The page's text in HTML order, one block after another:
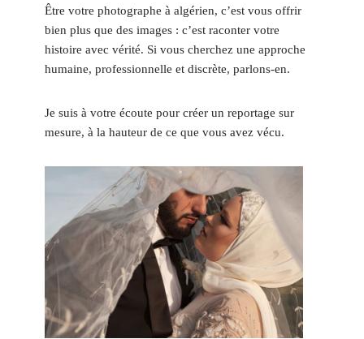
Être votre photographe à algérien, c’est vous offrir
bien plus que des images : c’est raconter votre
histoire avec vérité. Si vous cherchez une approche
humaine, professionnelle et discrète, parlons-en.
Je suis à votre écoute pour créer un reportage sur
mesure, à la hauteur de ce que vous avez vécu.